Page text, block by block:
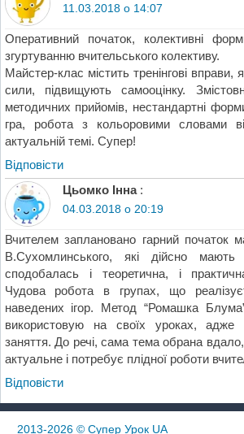
11.03.2018 о 14:07
Оперативний початок, колективні
згуртуванню вчительського колективу.
Майстер-клас містить тренінгові вправи,
сили, підвищують самооцінку.
методичних прийомів, нестандартні
гра, робота з кольоровими словами
актуальній темі. Супер!
Відповіcти
Цьомко Інна :
04.03.2018 о 20:19
Вчителем заплановано гарний початок
В.Сухомлинського, які дійсно
сподобалась і теоретична, і
Чудова робота в групах, що
наведених ігор. Метод “Ромашка
використовую на своїх уроках, адже
заняття. До речі, сама тема обрана
актуальне і потребує плідної роботи
Відповіcти
2013-2026 © Супер Урок UA